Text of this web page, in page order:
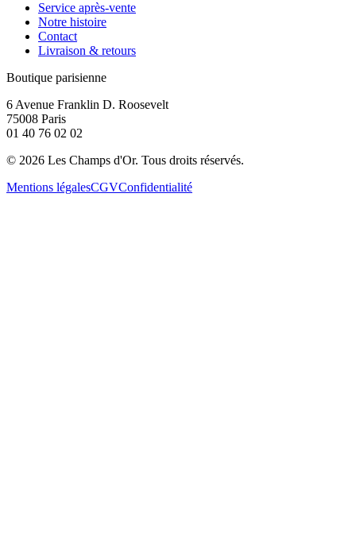
Service après-vente
Notre histoire
Contact
Livraison & retours
Boutique parisienne
6 Avenue Franklin D. Roosevelt
75008 Paris
01 40 76 02 02
© 2026 Les Champs d'Or. Tous droits réservés.
Mentions légalesCGVConfidentialité